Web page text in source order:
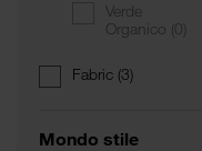
Verde
Organico (0)
Fabric (3)
Mondo stile